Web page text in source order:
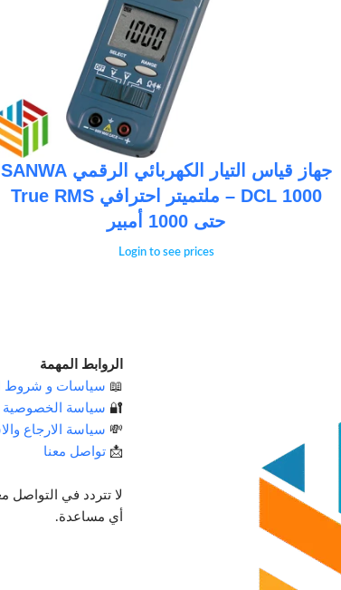
جهاز قياس التيار الكهربائي الرقمي SANWA
DCL 1000 – ملتميتر احترافي True RMS
حتى 1000 أمبير
Login to see prices
الروابط المهمة
📖 سياسات و شروط
🔐 سياسة الخصوصية
💸 سياسة الارجاع
📩 تواصل معنا
لا تتردد في التواصل
أي مساعدة.